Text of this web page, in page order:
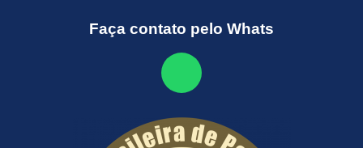
Faça contato pelo Whats